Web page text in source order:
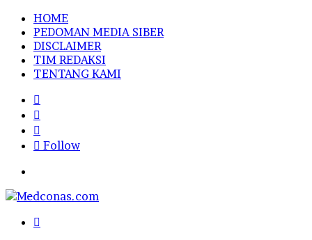
HOME
PEDOMAN MEDIA SIBER
DISCLAIMER
TIM REDAKSI
TENTANG KAMI
In
Follow